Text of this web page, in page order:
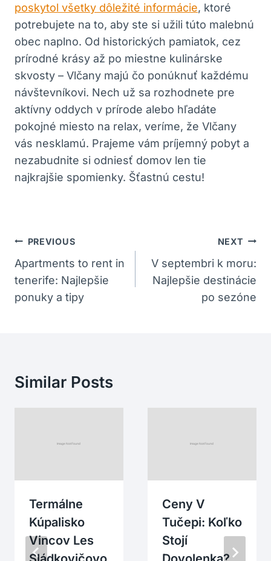
poskytol všetky dôležité informácie, ktoré
potrebujete na ⁢to, aby ste⁣ si užili ​túto malebnú
obec naplno.​ Od historických⁣ pamiatok, cez
prírodné krásy až po miestne kulinárske⁢
skvosty – Vlčany majú čo ⁤ponúknuť každému
návštevníkovi. Nech ⁢už sa rozhodnete ‌pre
‌aktívny oddych‍ v prírode alebo hľadáte
pokojné miesto na relax,⁢ veríme, že Vlčany
⁤vás nesklamú. Prajeme​ vám príjemný pobyt a
nezabudnite si ⁢odniesť ⁢domov len tie
najkrajšie spomienky. Šťastnú cestu!
Navigácia
V
Článku
PREVIOUS
Apartments to rent in
tenerife: Najlepšie
ponuky a tipy
NEXT
V septembri k moru:
Najlepšie destinácie
po sezóne
Similar Posts
Termálne
Kúpalisko
Vincov Les
Ceny V
Tučepi: Koľko
Stojí